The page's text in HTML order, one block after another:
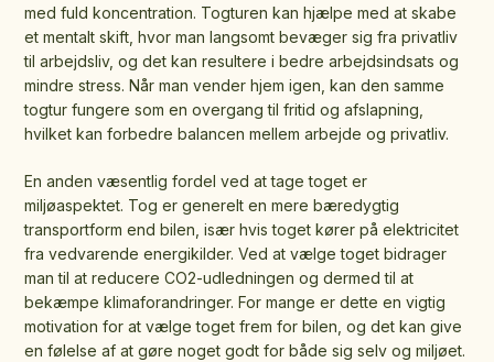
med fuld koncentration. Togturen kan hjælpe med at skabe
et mentalt skift, hvor man langsomt bevæger sig fra privatliv
til arbejdsliv, og det kan resultere i bedre arbejdsindsats og
mindre stress. Når man vender hjem igen, kan den samme
togtur fungere som en overgang til fritid og afslapning,
hvilket kan forbedre balancen mellem arbejde og privatliv.
En anden væsentlig fordel ved at tage toget er
miljøaspektet. Tog er generelt en mere bæredygtig
transportform end bilen, især hvis toget kører på elektricitet
fra vedvarende energikilder. Ved at vælge toget bidrager
man til at reducere CO2-udledningen og dermed til at
bekæmpe klimaforandringer. For mange er dette en vigtig
motivation for at vælge toget frem for bilen, og det kan give
en følelse af at gøre noget godt for både sig selv og miljøet.